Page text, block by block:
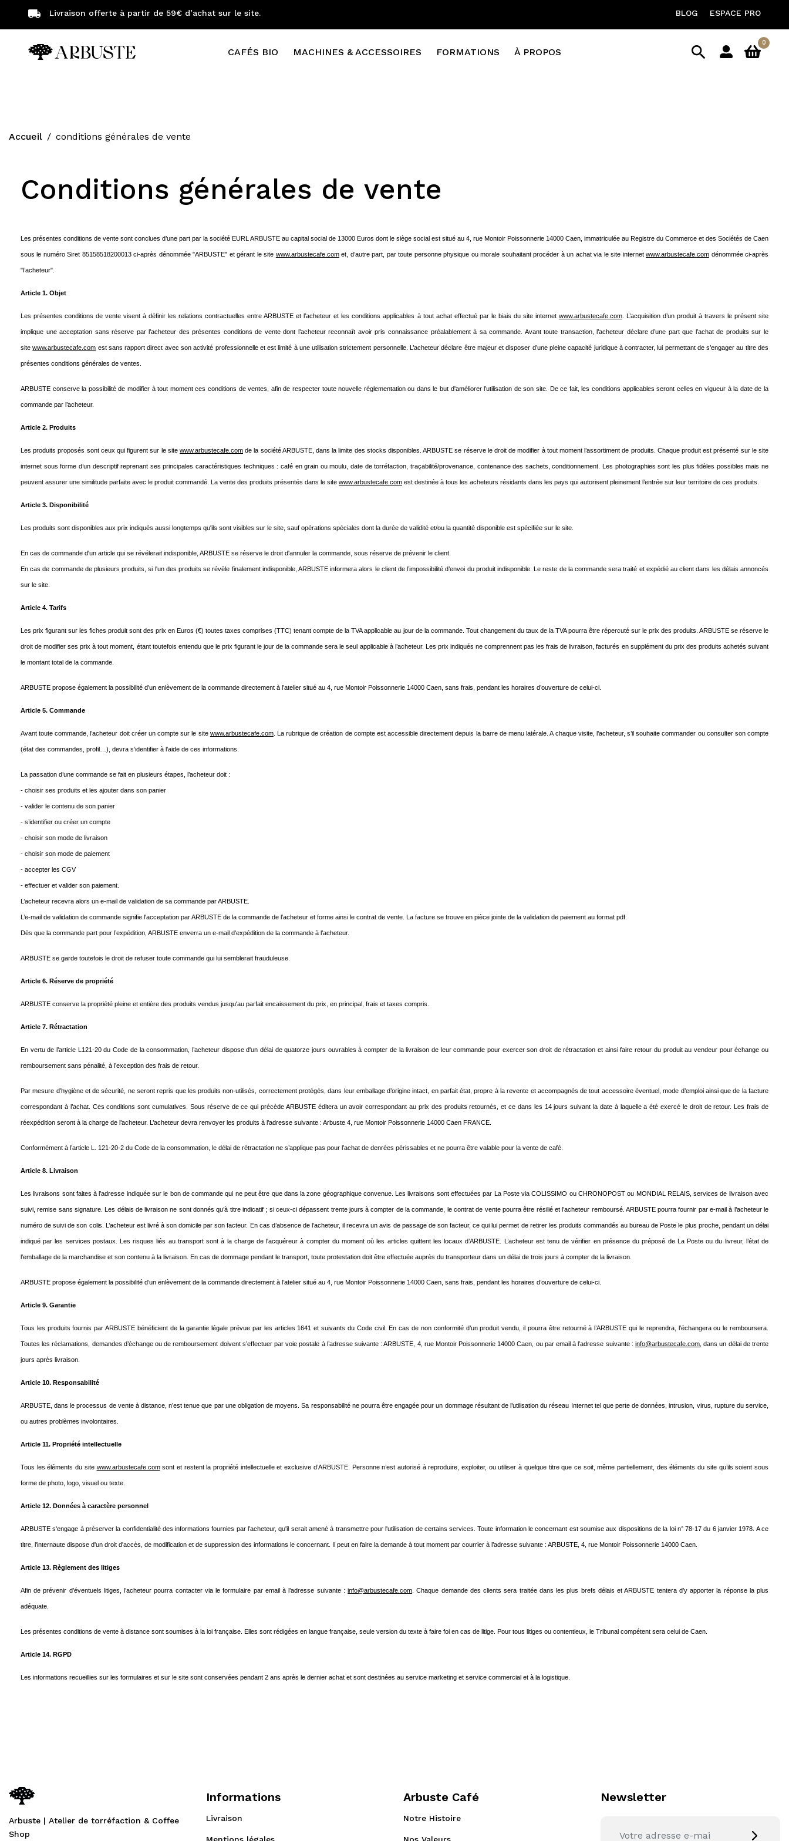
Livraison offerte à partir de 59€ d’achat sur le site. BLOG ESPACE PRO
CAFÉS BIO MACHINES & ACCESSOIRES FORMATIONS À PROPOS 
0
Accueil conditions générales de vente
Conditions générales de vente
Les présentes conditions de vente sont conclues d’une part par la société EURL ARBUSTE au capital social de 13000 Euros dont le siège social est situé au 4, rue Montoir Poissonnerie 14000 Caen, immatriculée au Registre du Commerce et des Sociétés de Caen
sous le numéro Siret 85158518200013 ci-après dénommée "ARBUSTE" et gérant le site www.arbustecafe.comet, d’autre part, par toute personne physique ou morale souhaitant procéder à un achat via le site internetwww.arbustecafe.com dénommée ci-après
"l’acheteur".
Article 1. Objet
Les présentes conditions de vente visent à définir les relations contractuelles entre ARBUSTE et l’acheteur et les conditions applicables à tout achat effectué par le biais du site internet www.arbustecafe.com. L’acquisition d’un produit à travers le présent site
implique une acceptation sans réserve par l’acheteur des présentes conditions de vente dont l’acheteur reconnaît avoir pris connaissance préalablement à sa commande. Avant toute transaction, l’acheteur déclare d’une part que l’achat de produits sur le
sitewww.arbustecafe.com est sans rapport direct avec son activité professionnelle et est limité à une utilisation strictement personnelle. L’acheteur déclare être majeur et disposer d’une pleine capacité juridique à contracter, lui permettant de s’engager au titre des
présentes conditions générales de ventes.
ARBUSTE conserve la possibilité de modifier à tout moment ces conditions de ventes, afin de respecter toute nouvelle réglementation ou dans le but d'améliorer l’utilisation de son site. De ce fait, les conditions applicables seront celles en vigueur à la date de la
commande par l’acheteur.
Article 2. Produits
Les produits proposés sont ceux qui figurent sur le site www.arbustecafe.com de la société ARBUSTE, dans la limite des stocks disponibles. ARBUSTE se réserve le droit de modifier à tout moment l’assortiment de produits. Chaque produit est présenté sur le site
internet sous forme d’un descriptif reprenant ses principales caractéristiques techniques : café en grain ou moulu, date de torréfaction, traçabilité/provenance, contenance des sachets, conditionnement. Les photographies sont les plus fidèles possibles mais ne
peuvent assurer une similitude parfaite avec le produit commandé. La vente des produits présentés dans le site www.arbustecafe.com est destinée à tous les acheteurs résidants dans les pays qui autorisent pleinement l’entrée sur leur territoire de ces produits.
Article 3. Disponibilité
Les produits sont disponibles aux prix indiqués aussi longtemps qu'ils sont visibles sur le site, sauf opérations spéciales dont la durée de validité et/ou la quantité disponible est spécifiée sur le site.
En cas de commande d'un article qui se révélerait indisponible, ARBUSTE se réserve le droit d'annuler la commande, sous réserve de prévenir le client.
En cas de commande de plusieurs produits, si l'un des produits se révèle finalement indisponible, ARBUSTE informera alors le client de l’impossibilité d’envoi du produit indisponible. Le reste de la commande sera traité et expédié au client dans les délais annoncés
sur le site.
Article 4. Tarifs
Les prix figurant sur les fiches produit sont des prix en Euros (€) toutes taxes comprises (TTC) tenant compte de la TVA applicable au jour de la commande. Tout changement du taux de la TVA pourra être répercuté sur le prix des produits. ARBUSTE se réserve le
droit de modifier ses prix à tout moment, étant toutefois entendu que le prix figurant le jour de la commande sera le seul applicable à l’acheteur. Les prix indiqués ne comprennent pas les frais de livraison, facturés en supplément du prix des produits achetés suivant
le montant total de la commande.
ARBUSTE propose également la possibilité d’un enlèvement de la commande directement à l’atelier situé au 4, rue Montoir Poissonnerie 14000 Caen, sans frais, pendant les horaires d’ouverture de celui-ci.
Article 5. Commande
Avant toute commande, l’acheteur doit créer un compte sur le site www.arbustecafe.com. La rubrique de création de compte est accessible directement depuis la barre de menu latérale. A chaque visite, l’acheteur, s’il souhaite commander ou consulter son compte
(état des commandes, profil…), devra s’identifier à l’aide de ces informations.
La passation d’une commande se fait en plusieurs étapes, l’acheteur doit :
- choisir ses produits et les ajouter dans son panier
- valider le contenu de son panier
- s’identifier ou créer un compte
- choisir son mode de livraison
- choisir son mode de paiement
- accepter les CGV
- effectuer et valider son paiement.
L’acheteur recevra alors un e-mail de validation de sa commande par ARBUSTE.
L’e-mail de validation de commande signifie l'acceptation par ARBUSTE de la commande de l’acheteur et forme ainsi le contrat de vente. La facture se trouve en pièce jointe de la validation de paiement au format pdf.
Dès que la commande part pour l’expédition, ARBUSTE enverra un e-mail d'expédition de la commande à l’acheteur.
ARBUSTE se garde toutefois le droit de refuser toute commande qui lui semblerait frauduleuse.
Article 6. Réserve de propriété
ARBUSTE conserve la propriété pleine et entière des produits vendus jusqu'au parfait encaissement du prix, en principal, frais et taxes compris.
Article 7. Rétractation
En vertu de l’article L121-20 du Code de la consommation, l’acheteur dispose d'un délai de quatorze jours ouvrables à compter de la livraison de leur commande pour exercer son droit de rétractation et ainsi faire retour du produit au vendeur pour échange ou
remboursement sans pénalité, à l’exception des frais de retour.
Par mesure d’hygiène et de sécurité, ne seront repris que les produits non-utilisés, correctement protégés, dans leur emballage d’origine intact, en parfait état, propre à la revente et accompagnés de tout accessoire éventuel, mode d’emploi ainsi que de la facture
correspondant à l’achat. Ces conditions sont cumulatives. Sous réserve de ce qui précède ARBUSTE éditera un avoir correspondant au prix des produits retournés, et ce dans les 14 jours suivant la date à laquelle a été exercé le droit de retour. Les frais de
réexpédition seront à la charge de l’acheteur. L’acheteur devra renvoyer les produits à l’adresse suivante : Arbuste 4, rue Montoir Poissonnerie 14000 Caen FRANCE.
Conformément à l’article L. 121-20-2 du Code de la consommation, le délai de rétractation ne s’applique pas pour l’achat de denrées périssables et ne pourra être valable pour la vente de café.
Article 8. Livraison
Les livraisons sont faites à l’adresse indiquée sur le bon de commande qui ne peut être que dans la zone géographique convenue. Les livraisons sont effectuées par La Poste via COLISSIMO ou CHRONOPOST ou MONDIAL RELAIS, services de livraison avec
suivi, remise sans signature. Les délais de livraison ne sont donnés qu’à titre indicatif ; si ceux-ci dépassent trente jours à compter de la commande, le contrat de vente pourra être résilié et l’acheteur remboursé. ARBUSTE pourra fournir par e-mail à l’acheteur le
numéro de suivi de son colis. L’acheteur est livré à son domicile par son facteur. En cas d’absence de l’acheteur, il recevra un avis de passage de son facteur, ce qui lui permet de retirer les produits commandés au bureau de Poste le plus proche, pendant un délai
indiqué par les services postaux. Les risques liés au transport sont à la charge de l'acquéreur à compter du moment où les articles quittent les locaux d’ARBUSTE. L’acheteur est tenu de vérifier en présence du préposé de La Poste ou du livreur, l’état de
l’emballage de la marchandise et son contenu à la livraison. En cas de dommage pendant le transport, toute protestation doit être effectuée auprès du transporteur dans un délai de trois jours à compter de la livraison.
ARBUSTE propose également la possibilité d’un enlèvement de la commande directement à l’atelier situé au 4, rue Montoir Poissonnerie 14000 Caen, sans frais, pendant les horaires d’ouverture de celui-ci.
Article 9. Garantie
Tous les produits fournis par ARBUSTE bénéficient de la garantie légale prévue par les articles 1641 et suivants du Code civil. En cas de non conformité d’un produit vendu, il pourra être retourné à l’ARBUSTE qui le reprendra, l’échangera ou le remboursera.
Toutes les réclamations, demandes d’échange ou de remboursement doivent s’effectuer par voie postale à l’adresse suivante : ARBUSTE, 4, rue Montoir Poissonnerie 14000 Caen, ou par email à l’adresse suivante :info@arbustecafe.com , dans un délai de trente
jours après livraison.
Article 10. Responsabilité
ARBUSTE, dans le processus de vente à distance, n’est tenue que par une obligation de moyens. Sa responsabilité ne pourra être engagée pour un dommage résultant de l’utilisation du réseau Internet tel que perte de données, intrusion, virus, rupture du service,
ou autres problèmes involontaires.
Article 11. Propriété intellectuelle
Tous les éléments du site www.arbustecafe.comsont et restent la propriété intellectuelle et exclusive d’ARBUSTE. Personne n’est autorisé à reproduire, exploiter, ou utiliser à quelque titre que ce soit, même partiellement, des éléments du site qu’ils soient sous
forme de photo, logo, visuel ou texte.
Article 12. Données à caractère personnel
ARBUSTE s'engage à préserver la confidentialité des informations fournies par l’acheteur, qu'il serait amené à transmettre pour l'utilisation de certains services. Toute information le concernant est soumise aux dispositions de la loi n° 78-17 du 6 janvier 1978. A ce
titre, l'internaute dispose d'un droit d'accès, de modification et de suppression des informations le concernant. Il peut en faire la demande à tout moment par courrier à l’adresse suivante : ARBUSTE, 4, rue Montoir Poissonnerie 14000 Caen.
Article 13. Règlement des litiges
Afin de prévenir d’éventuels litiges, l’acheteur pourra contacter via le formulaire par email à l’adresse suivante :info@arbustecafe.com . Chaque demande des clients sera traitée dans les plus brefs délais et ARBUSTE tentera d’y apporter la réponse la plus
adéquate.
Les présentes conditions de vente à distance sont soumises à la loi française. Elles sont rédigées en langue française, seule version du texte à faire foi en cas de litige. Pour tous litiges ou contentieux, le Tribunal compétent sera celui de Caen.
Article 14. RGPD
Les informations recueillies sur les formulaires et sur le site sont conservées pendant 2 ans après le dernier achat et sont destinées au service marketing et service commercial et à la logistique.
Arbuste | Atelier de torréfaction & Coffee
Shop
Informations
Livraison
Mentions légales
Arbuste Café
Notre Histoire
Nos Valeurs
Newsletter